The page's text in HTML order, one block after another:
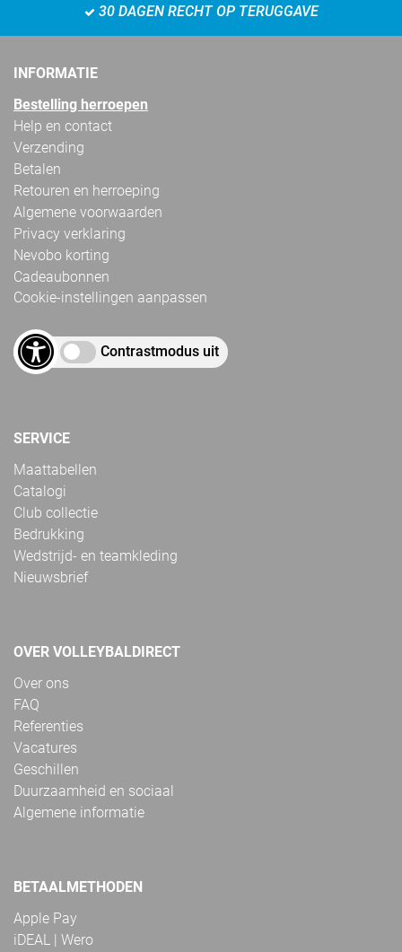
30 DAGEN RECHT OP TERUGGAVE
INFORMATIE
Bestelling herroepen
Help en contact
Verzending
Betalen
Retouren en herroeping
Algemene voorwaarden
Privacy verklaring
Nevobo korting
Cadeaubonnen
Cookie-instellingen aanpassen
Contrastmodus uit
SERVICE
Maattabellen
Catalogi
Club collectie
Bedrukking
Wedstrijd- en teamkleding
Nieuwsbrief
OVER VOLLEYBALDIRECT
Over ons
FAQ
Referenties
Vacatures
Geschillen
Duurzaamheid en sociaal
Algemene informatie
BETAALMETHODEN
Apple Pay
iDEAL | Wero